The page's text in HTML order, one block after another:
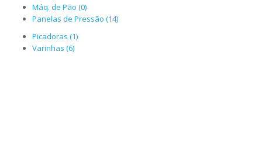
Máq. de Pão (0)
Panelas de Pressão (14)
Picadoras (1)
Varinhas (6)